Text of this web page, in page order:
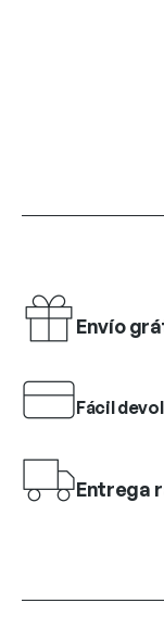
Envío
Fácil
Entrega